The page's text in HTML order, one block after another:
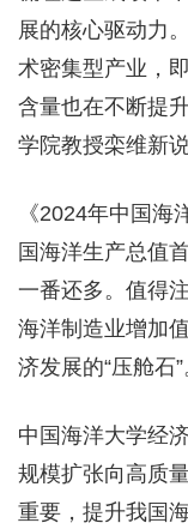
展的核心驱动力
术密集型产业，
含量也在不断提
学院教授栾维新说
《2024年中国
国海洋生产总值
一番还多。值得
海洋制造业增加
济发展的“压舱石”
中国海洋大学经
规模扩张向高质
重要，提升我国